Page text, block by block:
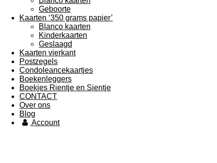
Geboorte
Kaarten ‘350 grams papier’
Blanco kaarten
Kinderkaarten
Geslaagd
Kaarten vierkant
Postzegels
Condoleancekaartjes
Boekenleggers
Boekjes Rientje en Sientje
CONTACT
Over ons
Blog
Account